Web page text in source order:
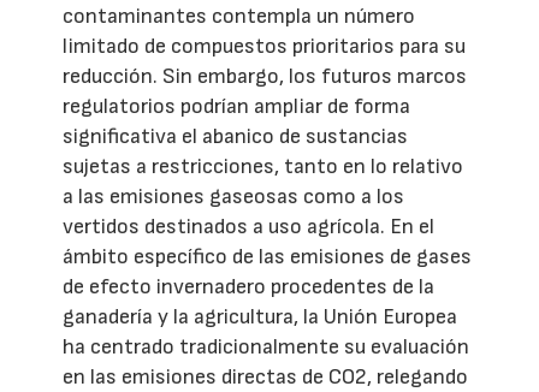
contaminantes contempla un número
limitado de compuestos prioritarios para su
reducción. Sin embargo, los futuros marcos
regulatorios podrían ampliar de forma
significativa el abanico de sustancias
sujetas a restricciones, tanto en lo relativo
a las emisiones gaseosas como a los
vertidos destinados a uso agrícola. En el
ámbito específico de las emisiones de gases
de efecto invernadero procedentes de la
ganadería y la agricultura, la Unión Europea
ha centrado tradicionalmente su evaluación
en las emisiones directas de CO2, relegando